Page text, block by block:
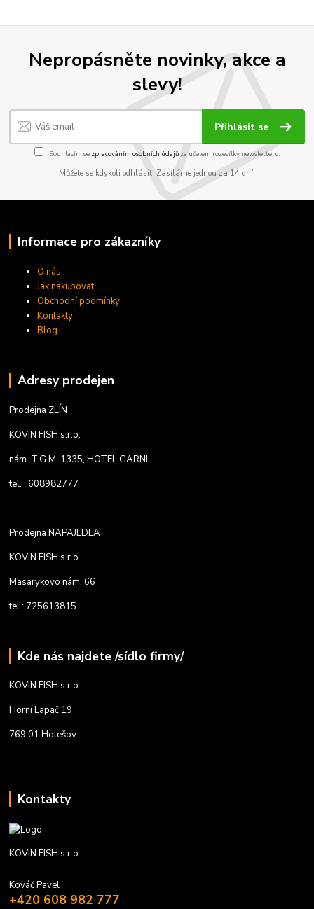
Nepropásněte novinky, akce a
slevy!
Přihlásit se
Souhlasím se zpracováním osobních údajůza účelem rozesílky newsletteru.
Můžete se kdykoli odhlásit. Zasíláme jednou za 14 dní.
Informace pro zákazníky
O nás
Jak nakupovat
Obchodní podmínky
Kontakty
Blog
Adresy prodejen
Prodejna ZLÍN
KOVIN FISH s.r.o.
nám. T.G.M. 1335, HOTEL GARNI
tel. : 608982777
Prodejna NAPAJEDLA
KOVIN FISH s.r.o.
Masarykovo nám. 66
tel.: 725613815
Kde nás najdete /sídlo firmy/
KOVIN FISH s.r.o.
Horní Lapač 19
769 01 Holešov
Kontakty
KOVIN FISH s.r.o.
Kováč Pavel
+420 608 982 777